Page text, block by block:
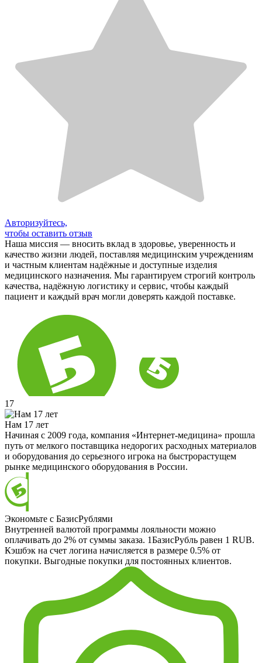
Авторизуйтесь,
чтобы оставить отзыв
Наша миссия — вносить вклад в здоровье, уверенность и
качество жизни людей, поставляя медицинским учреждениям
и частным клиентам надёжные и доступные изделия
медицинского назначения. Мы гарантируем строгий контроль
качества, надёжную логистику и сервис, чтобы каждый
пациент и каждый врач могли доверять каждой поставке.
17
Нам 17 лет
Начиная с 2009 года, компания «Интернет-медицина» прошла
путь от мелкого поставщика недорогих расходных материалов
и оборудования до серьезного игрока на быстрорастущем
рынке медицинского оборудования в России.
Экономьте с БазисРублями
Внутренней валютой программы лояльности можно
оплачивать до 2% от суммы заказа. 1БазисРубль равен 1 RUB.
Кэшбэк на счет логина начисляется в размере 0.5% от
покупки. Выгодные покупки для постоянных клиентов.